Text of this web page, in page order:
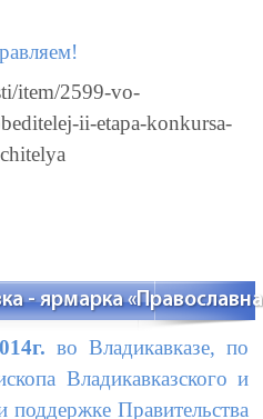
item/2599-vo-
ii-etapa-konkursa-
- ярмарка
во Владикавказе, по
Владикавказского и
Правительства